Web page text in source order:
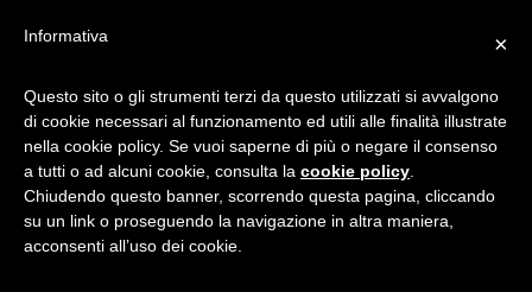
ROCCE GIALLE E CESTINI
RUBATI: LE COLAZIONI
ALL”ARIA APERTA SON
SEMPRE PIENE DI
SORPRESE!
×
Informativa
Questo sito o gli strumenti terzi da questo utilizzati si avvalgono
di cookie necessari al funzionamento ed utili alle finalità illustrate
nella cookie policy. Se vuoi saperne di più o negare il consenso
a tutti o ad alcuni cookie, consulta la cookie policy
Chiudendo questo banner, scorrendo questa pagina, cliccando
su un link o proseguendo la navigazione in altra maniera,
acconsenti all’uso dei cookie.